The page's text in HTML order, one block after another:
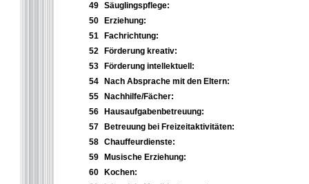
49 Säuglingspflege:
50
Erziehung:
51
Fachrichtung:
52
Förderung kreativ:
53
Förderung intellektuell:
54
Nach Absprache mit den Eltern:
55
Nachhilfe/Fächer:
56
Hausaufgabenbetreuung:
57
Betreuung bei Freizeitaktivitäten:
58 Chauffeurdienste:
59
Musische Erziehung:
60
Kochen: